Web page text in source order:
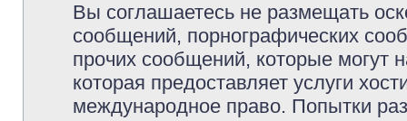
Вы соглашаетесь не размещать
сообщений, порнографических
прочих сообщений, которые могут
которая предоставляет услуги
международное право. Попытки